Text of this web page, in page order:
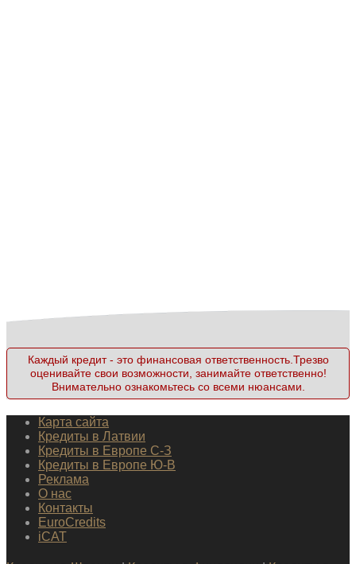
Каждый кредит - это финансовая ответственность.Трезво
оценивайте свои возможности, занимайте ответственно!
Внимательно ознакомьтесь со всеми нюансами.
Карта сайта
Кредиты в Латвии
Кредиты в Европе С-З
Кредиты в Европе Ю-В
Реклама
О нас
Контакты
EuroCredits
iCAT